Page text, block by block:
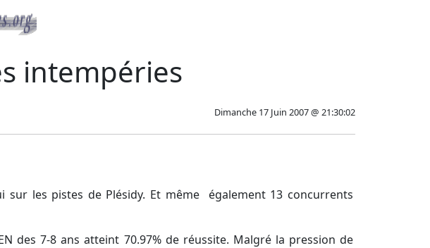
intempéries
Dimanche 17 Juin 2007 @ 21:30:02
les pistes de Plésidy. Et même également 13 concurrents
des 7-8 ans atteint 70.97% de réussite. Malgré la pression de